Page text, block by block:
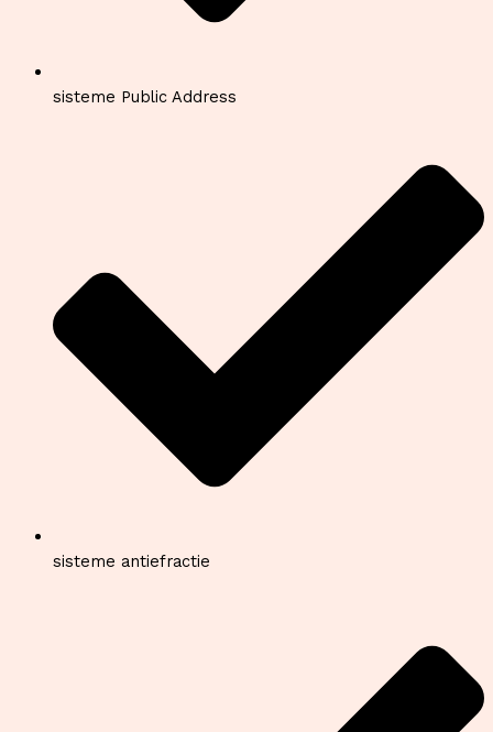
sisteme Public Address
sisteme antiefractie